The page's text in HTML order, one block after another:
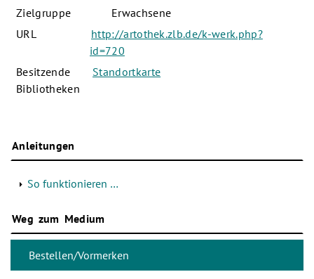
Zielgruppe
Erwachsene
URL
http://artothek.zlb.de/k-werk.php?
id=720
Besitzende
Bibliotheken
Standortkarte
Anleitungen
So funktionieren …
Weg zum Medium